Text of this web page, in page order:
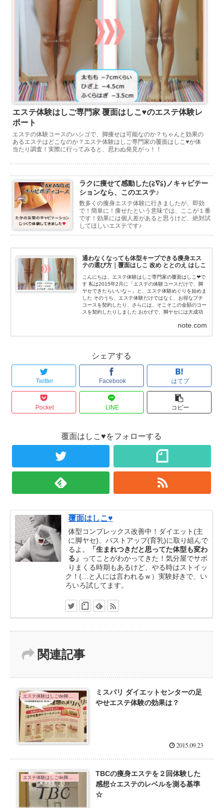
エステ体験はしご専門家 覆面はしこ♥のエステ体験レ
ポート
エステの体験コースのハシゴで、脚痩せは可能なのか？ちゃんと効果の
あるエステはどこなのか？エステ体験はしご専門家の覆面はしこ♥が体
当たり調査！実際に行ってみると、思わぬ発見がっ！！
ラクに痩せて感動した(≧∇≦)ノキャビテー
ションなら、このエステ♪
数多くの痩身エステ体験に行きましたが、即効
で！簡単に！痩せたという意味では、ここが１番
です！効果には個人差があると思うけど、絶対試
してほしいエステです♪
通わなくなっても体型キープできる痩身エス
テの選び方｜覆面はしこ 改め ととのえ はしこ
こんにちは、エステ体験はしご専門家の覆面はしこ❤で
す 私は2015年2月に「エステの体験コースだけで、脚
ヤセできたらいいな～」と、エステ体験めぐりを始めま
した そのうち、エステ体験だけではなく、お得なプチ
コースを契約したり、さらには、そこそこの金額のコー
スを契約したりしました おかげで、脚ヤセには大成功
note.com
シェアする
Twitter Facebook はてブ
Pocket LINE コピー
覆面はしこ♥をフォローする
覆面はしこ♥
体型コンプレックス改善中！ダイエット(主
に脚ヤセ)、バストアップ(育乳)に取り組んで
るよ。
「生まれつきだと思ってた体型も変わ
る」 ってことがわかってきた！気分屋でサボ
りまくる時期もあるけど、やる時はストイッ
ク！(…と人には言われるｗ）実験好きで、い
ろいろ試してます。
関連記事
エステ体験はしごde脚痩せダイエット！
ミスパリ ダイエットセンターの足
やせエステ体験の効果は？
2015.09.23
エステ体験はしごde脚痩せダイエット！
TBCの痩身エステを２回体験した
感想☆エステのレベルを測る基準
☆